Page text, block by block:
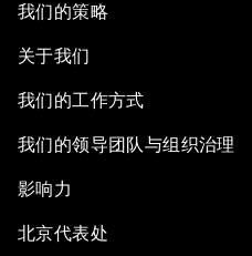
我们的策略
关于我们
我们的工作方式
我们的领导团队与组织治理
影响力
北京代表处